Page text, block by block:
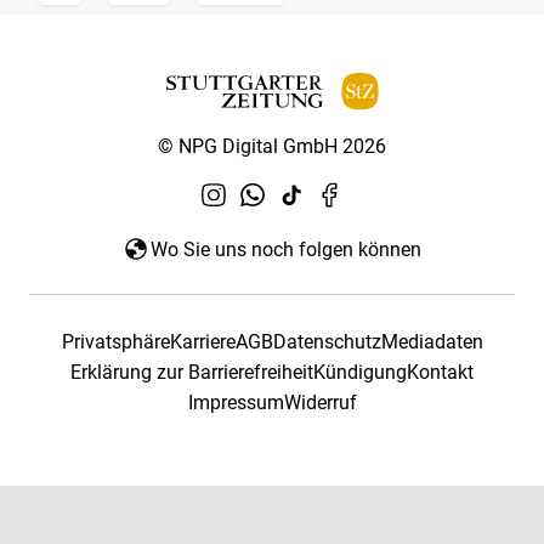
© NPG Digital GmbH 2026
Wo Sie uns noch folgen können
PrivatsphäreKarriereAGBDatenschutzMediadaten
Erklärung zur BarrierefreiheitKündigungKontakt
ImpressumWiderruf